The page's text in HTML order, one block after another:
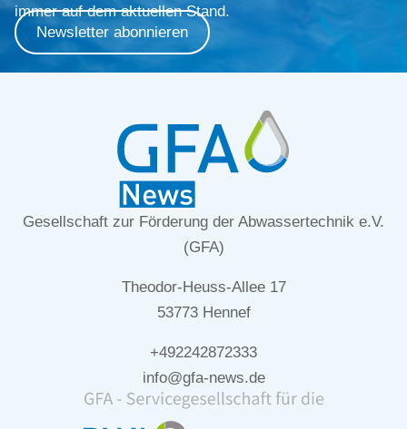
immer auf dem aktuellen Stand.
Newsletter abonnieren
Gesellschaft zur Förderung der Abwassertechnik e.V.
(GFA)
Theodor-Heuss-Allee 17
53773 Hennef
+492242872333
info@gfa-news.de